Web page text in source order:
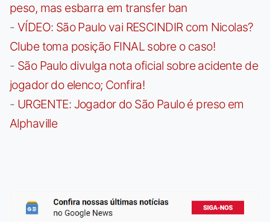
peso, mas esbarra em transfer ban
- VÍDEO: São Paulo vai RESCINDIR com Nicolas?
Clube toma posição FINAL sobre o caso!
- São Paulo divulga nota oficial sobre acidente de
jogador do elenco; Confira!
- URGENTE: Jogador do São Paulo é preso em
Alphaville